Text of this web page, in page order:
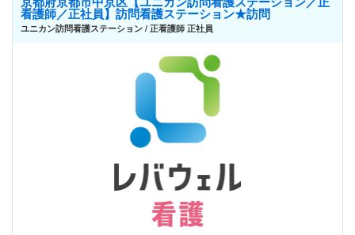
看護師／正社員】訪問看護ステーション★訪問
ユニカン訪問看護ステーション / 正看護師 正社員